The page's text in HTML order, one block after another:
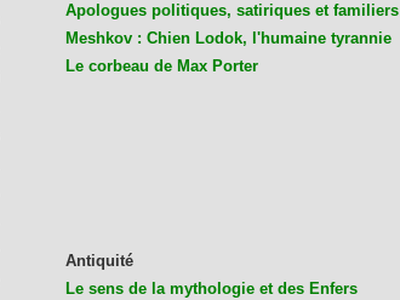
Apologues politiques, satiriques et familiers
Meshkov : Chien Lodok, l'humaine tyrannie
Le corbeau de Max Porter
Antiquité
Le sens de la mythologie et des Enfers